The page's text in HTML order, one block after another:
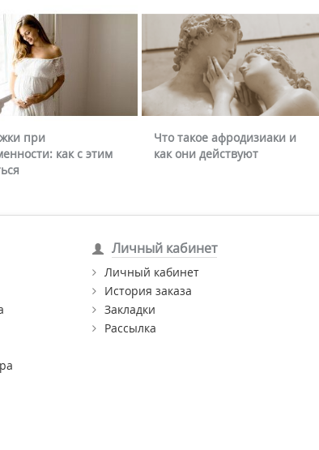
при
как с этим
Что такое афродизиаки и
как они действуют
Личный кабинет
Личный кабинет
История заказа
Закладки
Рассылка